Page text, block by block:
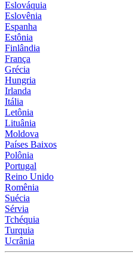
Eslováquia
Eslovênia
Espanha
Estônia
Finlândia
França
Grécia
Hungria
Irlanda
Itália
Letônia
Lituânia
Moldova
Países Baixos
Polônia
Portugal
Reino Unido
Romênia
Suécia
Sérvia
Tchéquia
Turquia
Ucrânia